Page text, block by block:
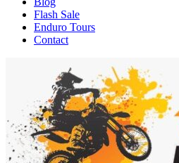
Flash Sale
Enduro Tours
Contact